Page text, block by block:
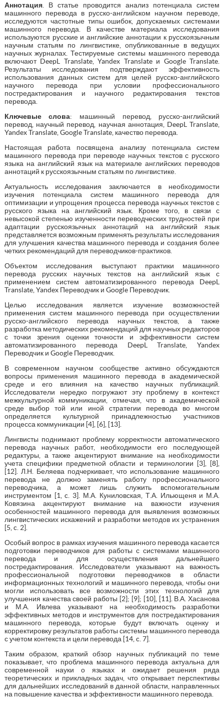
Аннотация. В статье проводится анализ потенциала систем
машинного перевода в русско-английском научном переводе,
исследуются частотные типы ошибок, допускаемых системами
машинного перевода. В качестве материала исследования
используются русские и английские аннотации к русскоязычным
научным статьям по лингвистике, опубликованные в ведущих
научных журналах. Тестируемые системы машинного перевода
включают DeepL Translate, Yandex Translate и Google Translate.
Результаты исследования подтверждают эффективность
использования данных систем для целей русско-английского
научного перевода при условии профессионального
постредактирования и научного редактирования текстов
перевода.
Ключевые слова: машинный перевод, русско-английский
перевод, научный перевод, научная аннотация, DeepL Translate,
Yandex Translate, Google Translate, качество перевода.
Настоящая работа посвящена анализу потенциала систем
машинного перевода при переводе научных текстов с русского
языка на английский язык на материале английских переводов
аннотаций к русскоязычным статьям по лингвистике.
Актуальность исследования заключается в необходимости
изучения потенциала систем машинного перевода для
оптимизации и упрощения процесса перевода научных текстов с
русского языка на английский язык. Кроме того, в связи с
невысокой степенью изученности переводческих трудностей при
адаптации русскоязычных аннотаций на английский язык
представляется возможным применять результаты исследования
для улучшения качества машинного перевода и создания более
четких рекомендаций для переводчиков-практиков.
Объектом исследования выступают практики машинного
перевода русских научных текстов на английский язык с
применением систем автоматизированного перевода DeepL
Translate, Yandex Переводчик и Google Переводчик.
Целью исследования является изучение возможностей
применения систем машинного перевода при осуществлении
русско-английского перевода научных текстов, а также
разработка методических рекомендаций для научных редакторов
с точки зрения оценки точности и эффективности систем
автоматизированного перевода DeepL Translate, Yandex
Переводчик и Google Переводчик.
В современном научном сообществе активно обсуждаются
вопросы применения машинного перевода в академической
среде и его влияния на качество научных публикаций.
Исследователи нередко погружают эту проблему в контекст
межкультурной коммуникации, отмечая, что в академической
среде выбор той или иной стратегии перевода во многом
определяется культурной принадлежностью участников
процесса коммуникации [4], [6], [13].
Лингвисты поднимают проблему корректности автоматического
перевода научных работ, необходимости его последующей
редактуры, а также акцентируют внимание на необходимости
учета специфики предметной области и терминологии [3], [8],
[12]. Л.Н. Беляева подчеркивает, что использование машинного
перевода не должно заменять работу профессионального
переводчика, а может лишь служить вспомогательным
инструментом [1, c. 3]. М.А. Куниловская, Т.А. Ильющеня и М.А.
Ковязина акцентируют внимание на важности изучения
особенностей машинного перевода для выявления возможных
лингвистических искажений и разработки методов их устранения
[5, c. 2].
Особый вопрос в рамках изучения машинного перевода касается
подготовки переводчиков для работы с системами машинного
перевода и для осуществления дальнейшего
постредактирования. Исследователи указывают на важность
профессиональной подготовки переводчиков в области
информационных технологий и машинного перевода, чтобы они
могли использовать все возможности этих технологий для
улучшения качества своей работы [2]; [9]; [10], [11]. В.А. Хасанова
и М.А. Ивлева указывают на необходимость разработки
эффективных методов и инструментов для постредактирования
машинного перевода, которые будут включать оценку и
корректировку результатов работы системы машинного перевода
с учетом контекста и цели перевода [14, c. 7].
Таким образом, краткий обзор научных публикаций по теме
показывает, что проблема машинного перевода актуальна для
современной науки о языках и ожидает решения ряда
теоретических и прикладных задач, что открывает перспективы
для дальнейших исследований в данной области, направленных
на повышение качества и эффективности машинного перевода.